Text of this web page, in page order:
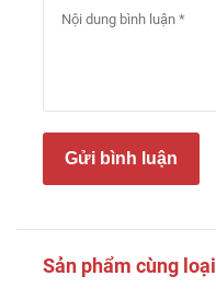
Gửi bình luận
Sản phẩm cùng loại